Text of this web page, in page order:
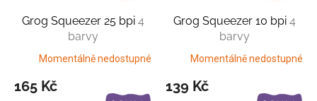
Grog Squeezer 25 bpi 4
barvy
Momentálně nedostupné
165 Kč
Grog Squeezer 10 bpi 4
barvy
Momentálně nedostupné
139 Kč